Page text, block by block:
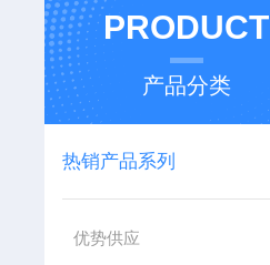
PRODUCT
产品分类
热销产品系列
优势供应